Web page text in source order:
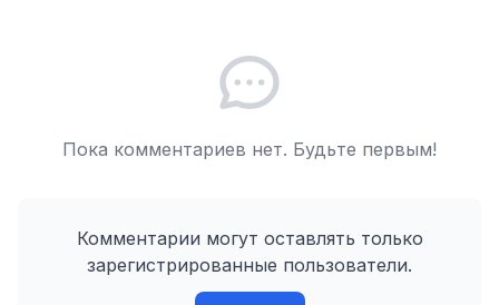
Пока комментариев нет. Будьте первым!
Комментарии могут оставлять только
зарегистрированные пользователи.